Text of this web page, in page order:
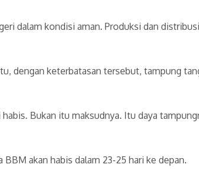
dalam kondisi aman. Produksi dan
dengan keterbatasan tersebut, tampung
Bukan itu maksudnya. Itu daya
akan habis dalam 23-25 hari ke depan.